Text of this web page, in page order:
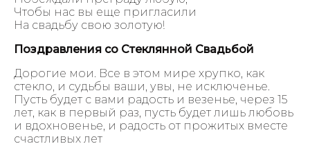
Чтобы нас вы еще пригласили
На свадьбу свою золотую!
Поздравления со Стеклянной Свадьбой
Дорогие мои. Все в этом мире хрупко, как
стекло, и судьбы ваши, увы, не исключенье.
Пусть будет с вами радость и везенье, через 15
лет, как в первый раз, пусть будет лишь любовь
и вдохновенье, и радость от прожитых вместе
счастливых лет